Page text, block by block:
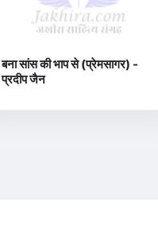
बना सांस की भाप से (प्रेमसागर) -
प्रदीप जैन